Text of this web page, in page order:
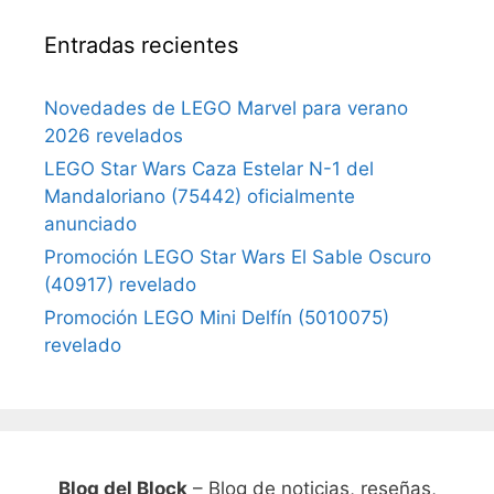
Entradas recientes
Novedades de LEGO Marvel para verano
2026 revelados
LEGO Star Wars Caza Estelar N-1 del
Mandaloriano (75442) oficialmente
anunciado
Promoción LEGO Star Wars El Sable Oscuro
(40917) revelado
Promoción LEGO Mini Delfín (5010075)
revelado
Blog del Block– Blog de noticias, reseñas,